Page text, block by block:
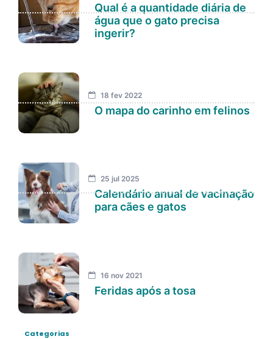
Qual é a quantidade diária de
água que o gato precisa
ingerir?
18 fev 2022
O mapa do carinho em felinos
25 jul 2025
Calendário anual de vacinação
para cães e gatos
16 nov 2021
Feridas após a tosa
Categorias